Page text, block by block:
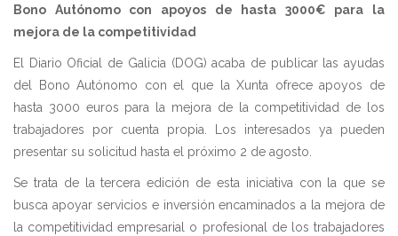
Bono Autónomo con apoyos de hasta 3000€ para la
mejora de la competitividad
El Diario Oficial de Galicia (DOG) acaba de publicar las ayudas
del Bono Autónomo con el que la Xunta ofrece apoyos de
hasta 3000 euros para la mejora de la competitividad de los
trabajadores por cuenta propia. Los interesados ya pueden
presentar su solicitud hasta el próximo 2 de agosto.
Se trata de la tercera edición de esta iniciativa con la que se
busca apoyar servicios e inversión encaminados a la mejora de
la competitividad empresarial o profesional de los trabajadores